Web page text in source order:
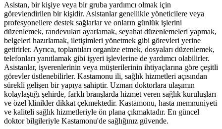
Asistan, bir kişiye veya bir gruba yardımcı olmak için
görevlendirilen bir kişidir. Asistanlar genellikle yöneticilere veya
profesyonellere destek sağlarlar ve onların günlük işlerini
düzenlemek, randevuları ayarlamak, seyahat düzenlemeleri yapmak,
belgeleri hazırlamak, iletişimleri yönetmek gibi görevleri yerine
getirirler. Ayrıca, toplantıları organize etmek, dosyaları düzenlemek,
telefonları yanıtlamak gibi işyeri işlevlerine de yardımcı olabilirler.
Asistanlar, işverenlerinin veya müşterilerinin ihtiyaçlarına göre çeşitli
görevler üstlenebilirler. Kastamonu ili, sağlık hizmetleri açısından
sürekli gelişen bir yapıya sahiptir. Uzman doktorlara ulaşımın
kolaylaştığı şehirde, farklı branşlarda hizmet veren sağlık kuruluşları
ve özel klinikler dikkat çekmektedir. Kastamonu, hasta memnuniyeti
ve kaliteli sağlık hizmetleriyle ön plana çıkmaktadır. En güncel
doktor bilgileriyle Kastamonu'de sağlığınız güvende.